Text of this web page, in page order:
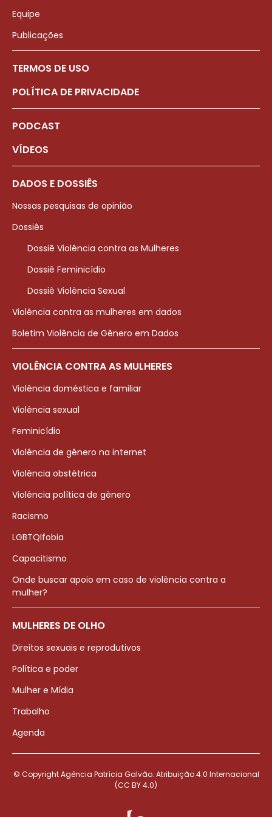
Equipe
Publicações
TERMOS DE USO
POLÍTICA DE PRIVACIDADE
PODCAST
VÍDEOS
DADOS E DOSSIÊS
Nossas pesquisas de opinião
Dossiês
Dossiê Violência contra as Mulheres
Dossiê Feminicídio
Dossiê Violência Sexual
Violência contra as mulheres em dados
Boletim Violência de Gênero em Dados
VIOLÊNCIA CONTRA AS MULHERES
Violência doméstica e familiar
Violência sexual
Feminicídio
Violência de gênero na internet
Violência obstétrica
Violência política de gênero
Racismo
LGBTQIfobia
Capacitismo
Onde buscar apoio em caso de violência contra a
mulher?
MULHERES DE OLHO
Direitos sexuais e reprodutivos
Política e poder
Mulher e Mídia
Trabalho
Agenda
© Copyright Agência Patrícia Galvão. Atribuição 4.0 Internacional
(CC BY 4.0)